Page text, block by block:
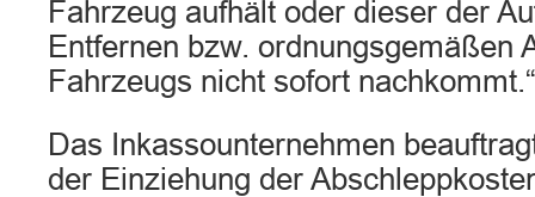
Fahrzeug aufhält oder dieser der
Entfernen bzw. ordnungsgemäßen
Fahrzeugs nicht sofort nachkommt.“
Das Inkassounternehmen
der Einziehung der